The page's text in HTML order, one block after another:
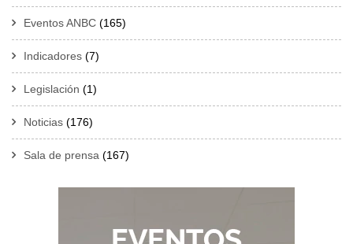
Eventos ANBC (165)
Indicadores (7)
Legislación (1)
Noticias (176)
Sala de prensa (167)